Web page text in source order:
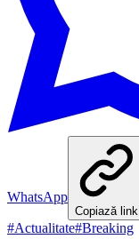
WhatsApp
Copiază link
#Actualitate#Breaking